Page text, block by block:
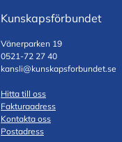
Kunskapsförbundet
Vänerparken 19
0521-72 27 40
kansli@kunskapsforbundet.se
Hitta till oss
Fakturaadress
Kontakta oss
Postadress